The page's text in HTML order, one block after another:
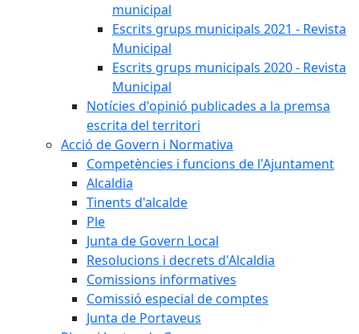
municipal
Escrits grups municipals 2021 - Revista
Municipal
Escrits grups municipals 2020 - Revista
Municipal
Notícies d'opinió publicades a la premsa
escrita del territori
Acció de Govern i Normativa
Competències i funcions de l'Ajuntament
Alcaldia
Tinents d'alcalde
Ple
Junta de Govern Local
Resolucions i decrets d'Alcaldia
Comissions informatives
Comissió especial de comptes
Junta de Portaveus